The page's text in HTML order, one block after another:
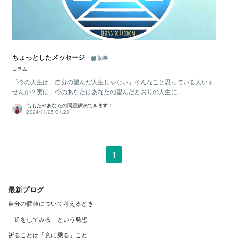
ちょっとしたメッセージ
記事
コラム
「今の人生は、自分の望んだ人生じゃない」そんなこと思っている人いま
せんか？実は、今のあなたはあなたの望んだとおりの人生に...
ももた＠あなたの問題解決できます！
2024/11/25 01:23
1
最新ブログ
自分の価値について考えるとき
「逆をしてみる」という発想
祈ることは「意に乗る」こと